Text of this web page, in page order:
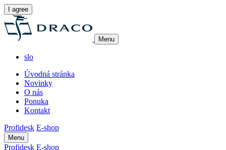
I agree
Menu
slo
Úvodná stránka
Novinky
O nás
Ponuka
Kontakt
Profidesk E-shop
Menu
Profidesk E-shop